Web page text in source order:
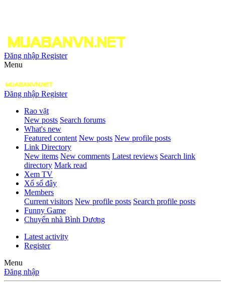
Đăng nhập Register
Menu
Đăng nhập Register
Rao vặt
New posts Search forums
What's new
Featured content New posts New profile posts
Link Directory
New items New comments Latest reviews Search link
directory Mark read
Xem TV
Xổ số đây
Members
Current visitors New profile posts Search profile posts
Funny Game
Chuyển nhà Bình Dương
Latest activity
Register
Menu
Đăng nhập